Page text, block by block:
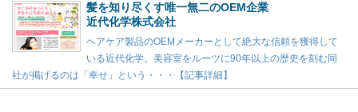
髪を知り尽くす唯一無二のOEM企業
近代化学株式会社
ヘアケア製品のOEMメーカーとして絶大な信頼を獲得して
いる近代化学。美容室をルーツに90年以上の歴史を刻む同
社が掲げるのは「幸せ」という・・・【記事詳細】